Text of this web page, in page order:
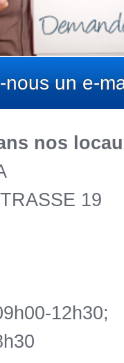
nous un e-
nos
19
12h30;